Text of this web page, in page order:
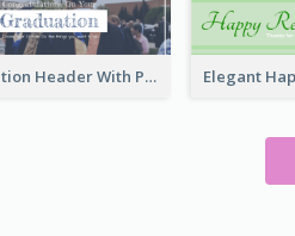
Graduation Header With Photo